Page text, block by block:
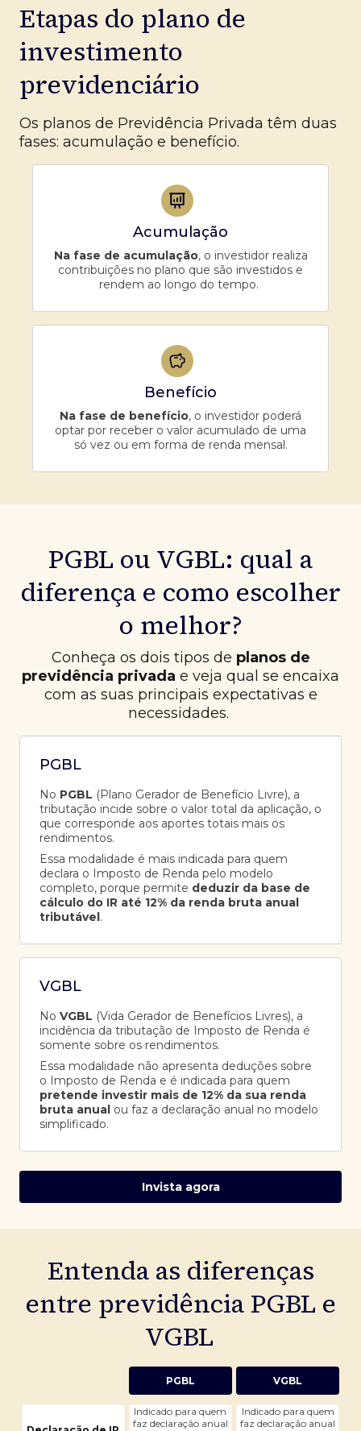
Etapas do plano de
investimento
previdenciário
Os planos de Previdência Privada têm duas
fases: acumulação e benefício.
Acumulação
Na fase de acumulação, o investidor realiza
contribuições no plano que são investidos e
rendem ao longo do tempo.
Benefício
Na fase de benefício, o investidor poderá
optar por receber o valor acumulado de uma
só vez ou em forma de renda mensal.
PGBL ou VGBL: qual a
diferença e como escolher
o melhor?
Conheça os dois tipos de planos de
previdência privada e veja qual se encaixa
com as suas principais expectativas e
necessidades.
PGBL
No PGBL (Plano Gerador de Benefício Livre), a
tributação incide sobre o valor total da aplicação, o
que corresponde aos aportes totais mais os
rendimentos.
Essa modalidade é mais indicada para quem
declara o Imposto de Renda pelo modelo
completo, porque permite deduzir da base de
cálculo do IR até 12% da renda bruta anual
tributável.
VGBL
No VGBL (Vida Gerador de Benefícios Livres), a
incidência da tributação de Imposto de Renda é
somente sobre os rendimentos.
Essa modalidade não apresenta deduções sobre
o Imposto de Renda e é indicada para quem
pretende investir mais de 12% da sua renda
bruta anual ou faz a declaração anual no modelo
simplificado.
Invista agora
Entenda as diferenças
entre previdência PGBL e
VGBL
PGBL VGBL
Indicado para quem
faz declaração anual
Indicado para quem
faz declaração anual